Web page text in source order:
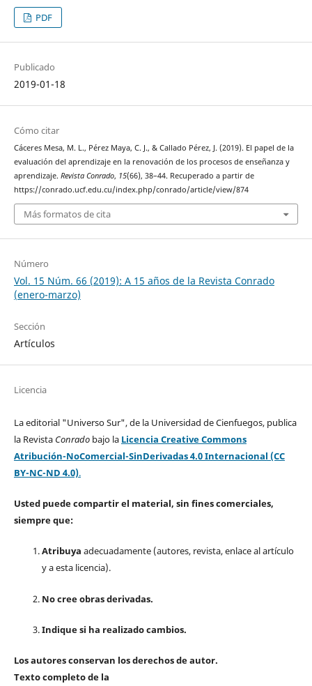
PDF
Publicado
2019-01-18
Cómo citar
Cáceres Mesa, M. L., Pérez Maya, C. J., & Callado Pérez, J. (2019). El papel de la
evaluación del aprendizaje en la renovación de los procesos de enseñanza y
aprendizaje. Revista Conrado, 15(66), 38–44. Recuperado a partir de
https://conrado.ucf.edu.cu/index.php/conrado/article/view/874
Más formatos de cita
Número
Vol. 15 Núm. 66 (2019): A 15 años de la Revista Conrado
(enero-marzo)
Sección
Artículos
Licencia
La editorial "Universo Sur", de la Universidad de Cienfuegos, publica
la Revista Conradobajo la Licencia Creative Commons
Atribución-NoComercial-SinDerivadas 4.0 Internacional (CC
BY-NC-ND 4.0).
Usted puede compartir el material, sin fines comerciales,
siempre que:
Atribuya adecuadamente (autores, revista, enlace al artículo
y a esta licencia).
No cree obras derivadas.
Indique si ha realizado cambios.
Los autores conservan los derechos de autor.
Texto completo de la